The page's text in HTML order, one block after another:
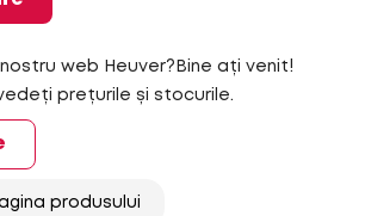
nostru web Heuver?Bine ați venit!
prețurile și stocurile.
produsului